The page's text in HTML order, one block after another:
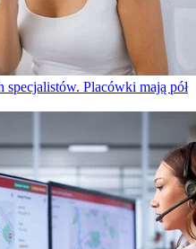
specjalistów. Placówki mają pół